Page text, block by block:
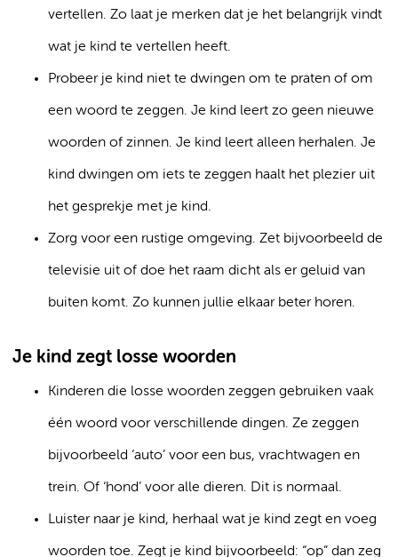
vertellen. Zo laat je merken dat je het belangrijk vindt
wat je kind te vertellen heeft.
Probeer je kind niet te dwingen om te praten of om
een woord te zeggen. Je kind leert zo geen nieuwe
woorden of zinnen. Je kind leert alleen herhalen. Je
kind dwingen om iets te zeggen haalt het plezier uit
het gesprekje met je kind.
Zorg voor een rustige omgeving. Zet bijvoorbeeld de
televisie uit of doe het raam dicht als er geluid van
buiten komt. Zo kunnen jullie elkaar beter horen.
Je kind zegt losse woorden
Kinderen die losse woorden zeggen gebruiken vaak
één woord voor verschillende dingen. Ze zeggen
bijvoorbeeld ‘auto’ voor een bus, vrachtwagen en
trein. Of ‘hond’ voor alle dieren. Dit is normaal.
Luister naar je kind, herhaal wat je kind zegt en voeg
woorden toe. Zegt je kind bijvoorbeeld: “op” dan zeg